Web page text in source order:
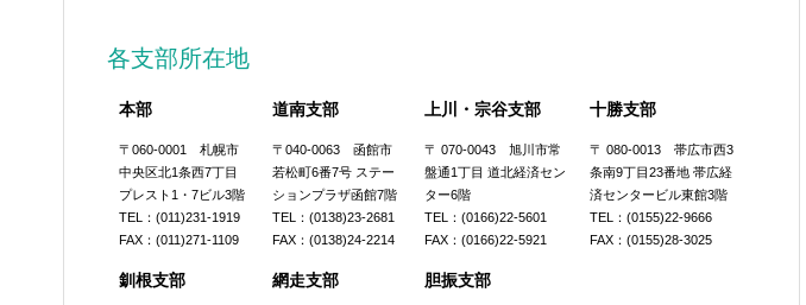
各支部所在地
本部 道南支部 上川・宗谷支部 十勝支部
〒060-0001 札幌市
中央区北1条西7丁目
プレスト1・7ビル3階
TEL：(011)231-1919
FAX：(011)271-1109
〒040-0063 函館市
若松町6番7号 ステー
ションプラザ函館7階
TEL：(0138)23-2681
FAX：(0138)24-2214
〒 070-0043 旭川市常
盤通1丁目 道北経済セン
ター6階
TEL：(0166)22-5601
FAX：(0166)22-5921
〒 080-0013 帯広市西3
条南9丁目23番地 帯広経
済センタービル東館3階
TEL：(0155)22-9666
FAX：(0155)28-3025
釧根支部 網走支部 胆振支部